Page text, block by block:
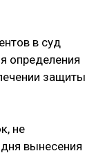
в суд
определения
защиты
не
вынесения